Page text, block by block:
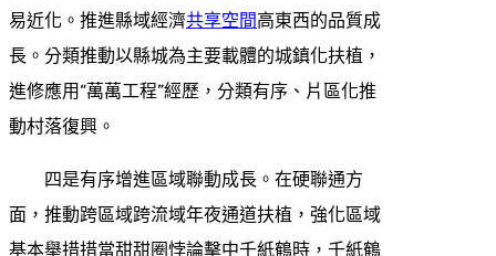
易近化。推進縣域經濟共享空間高東西的品質成
長。分類推動以縣城為主要載體的城鎮化扶植，
進修應用“萬萬工程”經歷，分類有序、片區化推
動村落復興。
四是有序增進區域聯動成長。在硬聯通方
面，推動跨區域跨流域年夜通道扶植，強化區域
基本舉措措當甜甜圈悖論擊中千紙鶴時，千紙鶴